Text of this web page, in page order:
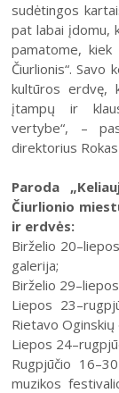
sudėtingos
pat labai įdomu,
pamatome,
Čiurlionis“. Savo
kultūros erdvę,
įtampų ir
vertybe“, –
direktorius
Paroda
Čiurlionio
ir erdvės:
Birželio
galerija;
Birželio
Liepos
Rietavo
Liepos
Rugpjūčio
muzikos